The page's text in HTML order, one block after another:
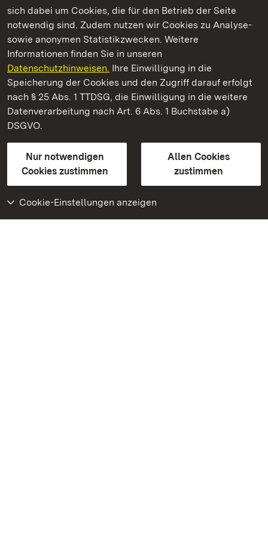
sich dabei um Cookies, die für den Betrieb der Seite
notwendig sind. Zudem nutzen wir Cookies zu Analyse-
sowie anonymen Statistikzwecken. Weitere
Informationen finden Sie in unseren
Datenschutzhinweisen. Ihre Einwilligung in die
Speicherung der Cookies und den Zugriff darauf erfolgt
nach § 25 Abs. 1 TTDSG, die Einwilligung in die weitere
Datenverarbeitung nach Art. 6 Abs. 1 Buchstabe a)
DSGVO.
Nur notwendigen
Cookies zustimmen
Allen Cookies
zustimmen
Cookie-Einstellungen anzeigen
Staatliche Schlösser und Gärten Baden‑Württemberg
Staatliche Schlösser und Gärten Baden-Württemberg
Kontakt
GebärdenspracheLeichte Sprache
Erklärung zur Barrierefreiheit
BITV-konform (geprüfte Seiten)
Weiteres